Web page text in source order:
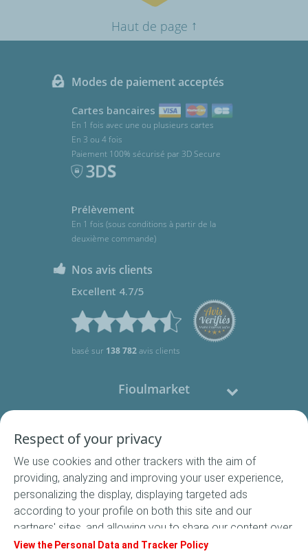
Haut de page ↑
Modes de paiement acceptés
Cartes bancaires
En 1 fois avec une ou plusieurs cartes
En 3 ou 4 fois
Paiement 100% sécurisé par 3D Secure
Prélèvement
En 1 fois (sous conditions à partir de la
deuxième commande)
Nos avis clients
Excellent 4.7/5
basé sur 138 782avis clients
Fioulmarket
Nous contacter
Suivez-nous
Respect of your privacy
We use cookies and other trackers with the aim of
providing, analyzing and improving your user experience,
personalizing the display, displaying targeted ads
according to your profile on both this site and our
partners' sites, and allowing you to share our content over
social media. In accordance with French legislation,
View the Personal Data and Tracker Policy